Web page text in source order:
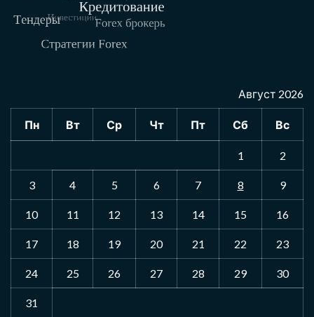
Август 2026
Пн Вт Ср Чт Пт Сб Вс
1 2
3 4 5 6 7 8 9
10 11 12 13 14 15 16
17 18 19 20 21 22 23
24 25 26 27 28 29 30
31